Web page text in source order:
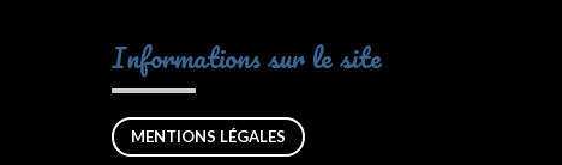
Informations sur le site
MENTIONS LÉGALES